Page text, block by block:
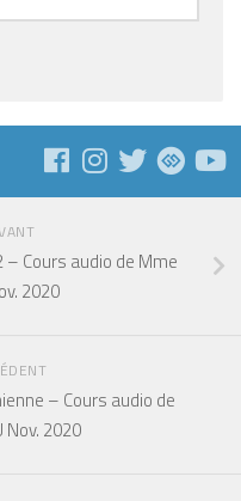
– Cours audio de Mme
2020
– Cours audio de
Nov. 2020